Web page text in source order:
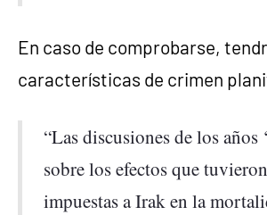
En caso de comprobarse,
características de crimen
“Las discusiones de los años
sobre los efectos que
impuestas a Irak en la